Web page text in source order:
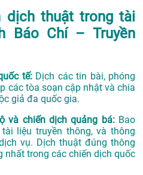
dịch thuật trong tài
Báo Chí – Truyền
tế: Dịch các tin bài, phóng
các tòa soạn cập nhật và chia
giả đa quốc gia.
và chiến dịch quảng bá: Bao
liệu truyền thông, và thông
vụ. Dịch thuật đúng thông
trong các chiến dịch quốc